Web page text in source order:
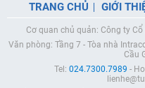
TRANG CHỦ GIỚI
Cơ quan chủ quản: Công ty
Văn phòng: Tầng 7 - Tòa nhà
Cầu
Tel: 024.7300.7989 -